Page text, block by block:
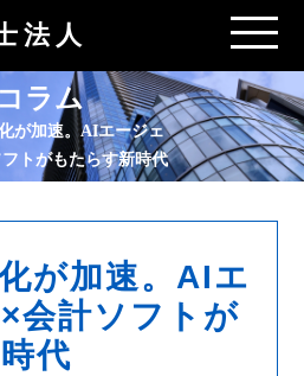
法人
コラム
が加速。AIエージェ
トがもたらす新時代
が加速。AIエ
会計ソフトが
代